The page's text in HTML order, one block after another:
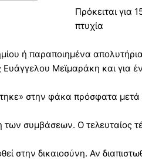
Πρόκειται για
πτυχία
ή παραποιημένα
Ευάγγελου Μεϊμαράκη και για
στην φάκα πρόσφατα
συμβάσεων. Ο τελευταίος
στην δικαιοσύνη. Αν